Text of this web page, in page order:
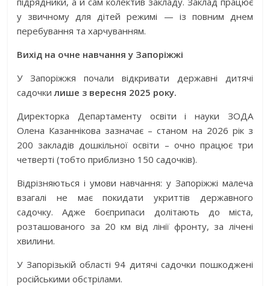
у звичному для дітей режимі — із повним днем
перебування та харчуванням.
Вихід на очне навчання у Запоріжжі
У Запоріжжя почали відкривати державні дитячі
садочкилише з вересня 2025 року.
Директорка Департаменту освіти і науки ЗОДА
Олена Казаннікова зазначає – станом на 2026 рік з
200 закладів дошкільної освіти – очно працює три
четверті (тобто приблизно 150 садочків).
Відрізняються і умови навчання: у Запоріжжі малеча
взагалі не має покидати укриттів державного
садочку. Адже боєприпаси долітають до міста,
розташованого за 20 км від лінії фронту, за лічені
хвилини.
У Запорізькій області 94 дитячі садочки пошкоджені
російськими обстрілами.